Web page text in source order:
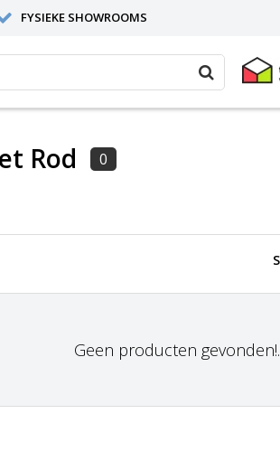
FYSIEKE SHOWROOMS
Rod 0
Geen producten